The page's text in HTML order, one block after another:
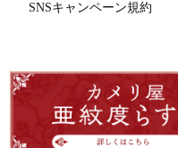
SNSキャンペーン規約